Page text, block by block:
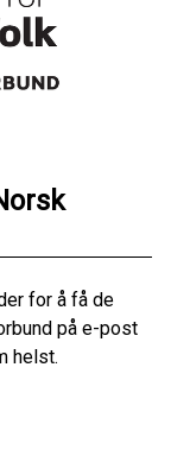
for å få de
på e-post
helst.